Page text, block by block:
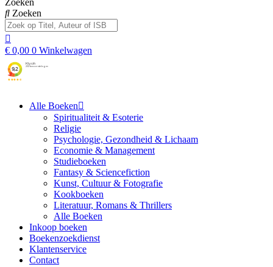
Zoeken
€ 0,00 0 Winkelwagen
Alle Boeken
Spiritualiteit & Esoterie
Religie
Psychologie, Gezondheid & Lichaam
Economie & Management
Studieboeken
Fantasy & Sciencefiction
Kunst, Cultuur & Fotografie
Kookboeken
Literatuur, Romans & Thrillers
Alle Boeken
Inkoop boeken
Boekenzoekdienst
Klantenservice
Contact